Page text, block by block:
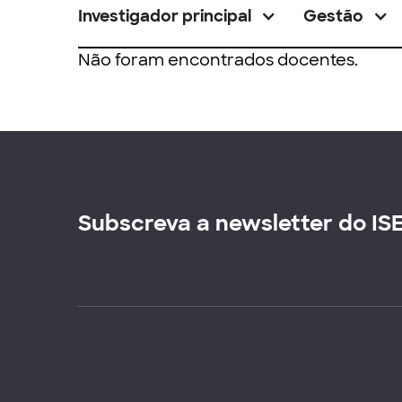
Investigador principal Gestão
Não foram encontrados docentes.
Subscreva a newsletter do